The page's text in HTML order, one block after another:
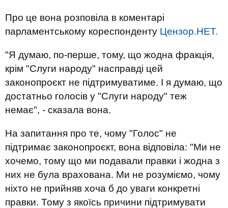
Про це вона розповіла в коментарі
парламентському кореспонденту Цензор.НЕТ.
"Я думаю, по-перше, тому, що жодна фракція,
крім "Слуги народу" насправді цей
законопроєкт не підтримуватиме. І я думаю, що
достатньо голосів у "Слуги народу" теж
немає", - сказала вона.
На запитання про те, чому "Голос" не
підтримає законопроєкт, вона відповіла: "Ми не
хочемо, тому що ми подавали правки і жодна з
них не була врахована. Ми не розуміємо, чому
ніхто не прийняв хоча б до уваги конкретні
правки. Тому з якоїсь причини підтримувати